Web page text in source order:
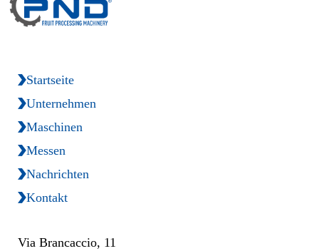
Startseite
Unternehmen
Maschinen
Messen
Nachrichten
Kontakt
Via Brancaccio, 11